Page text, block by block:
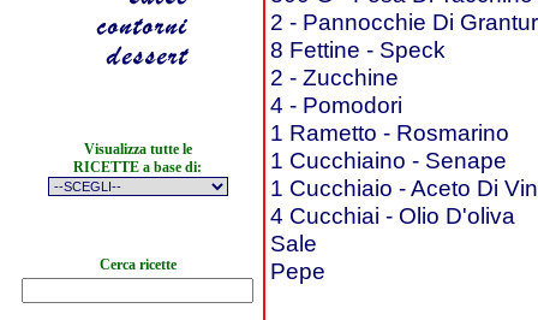
Visualizza tutte le
RICETTE a base di:
Cerca ricette
2 - Pannocchie Di
8 Fettine - Speck
2 - Zucchine
4 - Pomodori
1 Rametto - Rosmarino
1 Cucchiaino - Senape
1 Cucchiaio - Aceto Di
4 Cucchiai - Olio D'oliva
Sale
Pepe